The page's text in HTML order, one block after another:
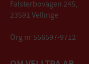
Falsterbovägen 245,
23591 Vellinge
Org nr 556597-9712